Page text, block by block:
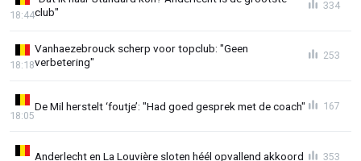
club"
18:44
334
Vanhaezebrouck scherp voor topclub: "Geen
verbetering"
18:18
253
De Mil herstelt ‘foutje’: "Had goed gesprek met de coach"
18:05
167
Anderlecht en La Louvière sloten héél opvallend akkoord 353